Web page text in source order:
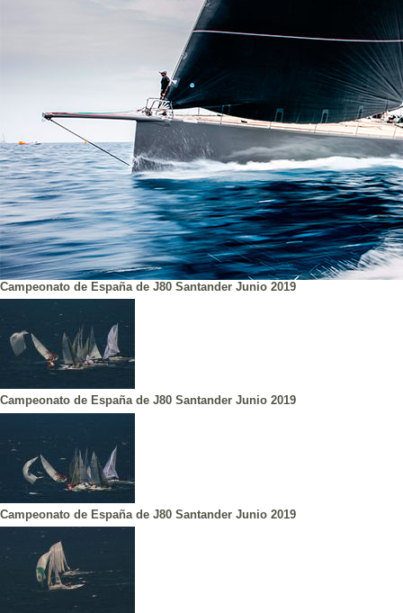
Campeonato de España de J80 Santander Junio 2019
Campeonato de España de J80 Santander Junio 2019
Campeonato de España de J80 Santander Junio 2019